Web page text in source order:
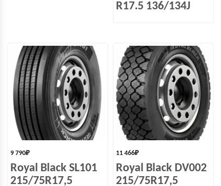
R17.5 136/134J
9 790₽
Royal Black SL101
215/75R17,5
11 466₽
Royal Black DV002
215/75R17,5